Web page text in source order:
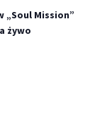
„Soul Mission”
żywo